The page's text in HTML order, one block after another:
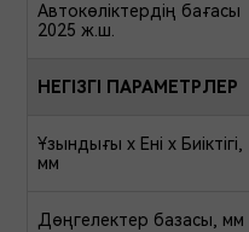
Автокөліктердің бағасы
2025 ж.ш.
НЕГІЗГІ ПАРАМЕТРЛЕР
Ұзындығы х Ені х Биіктігі,
мм
Дөңгелектер базасы, мм